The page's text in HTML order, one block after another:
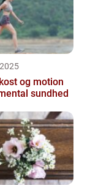
og motion
sundhed